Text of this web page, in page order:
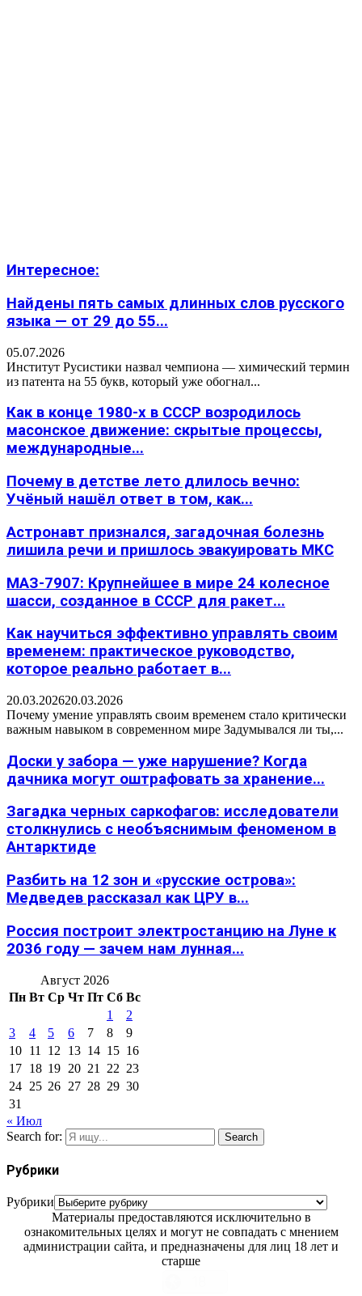
Интересное:
Найдены пять самых длинных слов русского
языка — от 29 до 55...
05.07.2026
Институт Русистики назвал чемпиона — химический термин
из патента на 55 букв, который уже обогнал...
Как в конце 1980-х в СССР возродилось
масонское движение: скрытые процессы,
международные...
Почему в детстве лето длилось вечно:
Учёный нашёл ответ в том, как...
Астронавт признался, загадочная болезнь
лишила речи и пришлось эвакуировать МКС
МАЗ-7907: Крупнейшее в мире 24 колесное
шасси, созданное в СССР для ракет...
Как научиться эффективно управлять своим
временем: практическое руководство,
которое реально работает в...
20.03.202620.03.2026
Почему умение управлять своим временем стало критически
важным навыком в современном мире Задумывался ли ты,...
Доски у забора — уже нарушение? Когда
дачника могут оштрафовать за хранение...
Загадка черных саркофагов: исследователи
столкнулись с необъяснимым феноменом в
Антарктиде
Разбить на 12 зон и «русские острова»:
Медведев рассказал как ЦРУ в...
Россия построит электростанцию на Луне к
2036 году — зачем нам лунная...
Август 2026
Пн Вт Ср Чт Пт Сб Вс
1
2
3
4 5 6 7 8
9
10 11 12 13 14 15 16
17 18 19 20 21 22 23
24 25 26 27 28 29 30
31
« Июл
Search for:
Search
Рубрики
Рубрики
Материалы предоставляются исключительно в
ознакомительных целях и могут не совпадать с мнением
администрации сайта, и предназначены для лиц 18 лет и
старше